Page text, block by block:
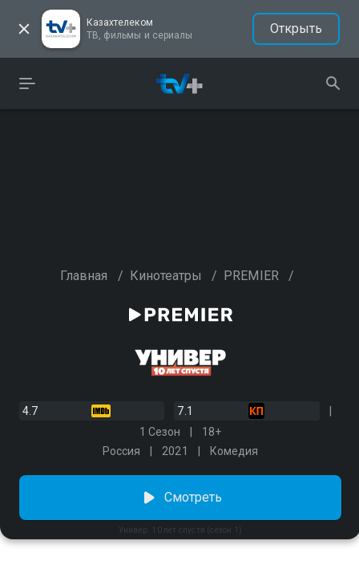
Казахтелеком
ТВ, фильмы и сериалы
Открыть
Главная / Кинотеатры / PREMIER /
4.7
7.1
1 Сезон
18+
Россия
2021 Комедия
Универ. 10 лет спустя (сезон 1)
Смотреть